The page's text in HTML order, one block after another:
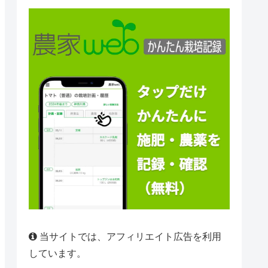
当サイトでは、アフィリエイト広告を利用
しています。